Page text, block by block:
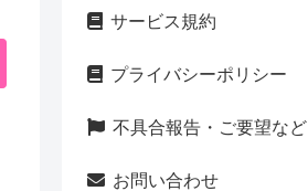
サービス規約
プライバシーポリシー
不具合報告・ご要望など
お問い合わせ